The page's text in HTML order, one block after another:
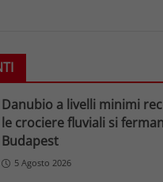
Danubio a livelli minimi
le crociere fluviali si
Budapest
5 Agosto 2026